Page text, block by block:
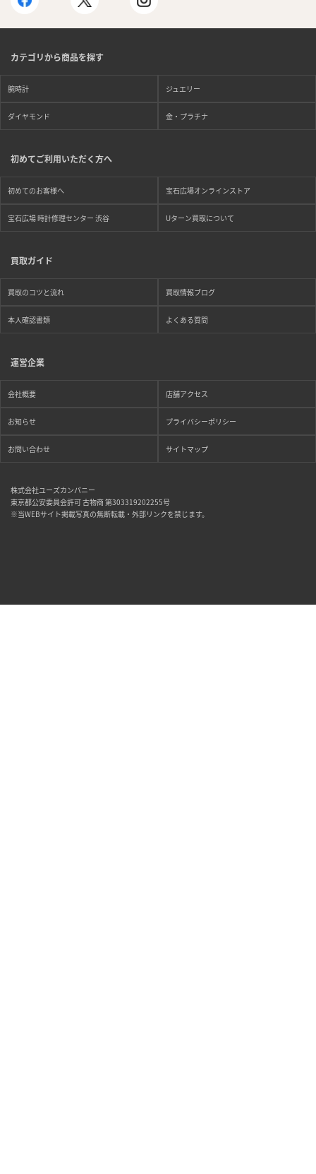
カテゴリから商品を探す
腕時計 ジュエリー
ダイヤモンド 金・プラチナ
初めてご利用いただく方へ
初めてのお客様へ 宝石広場オンラインストア
宝石広場 時計修理センター 渋谷 Uターン買取について
買取ガイド
買取のコツと流れ 買取情報ブログ
本人確認書類 よくある質問
運営企業
会社概要 店舗アクセス
お知らせ プライバシーポリシー
お問い合わせ サイトマップ
株式会社ユーズカンパニー
東京都公安委員会許可 古物商 第303319202255号
※当WEBサイト掲載写真の無断転載・外部リンクを禁じます。